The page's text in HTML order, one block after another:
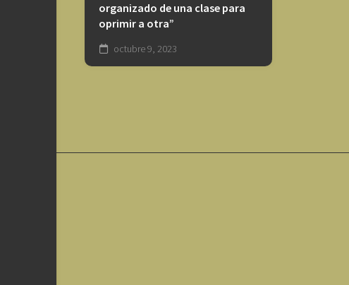
organizado de una clase para
oprimir a otra”
octubre 9, 2023